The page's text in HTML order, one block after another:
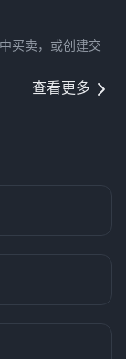
买卖，或创建交
查看更多